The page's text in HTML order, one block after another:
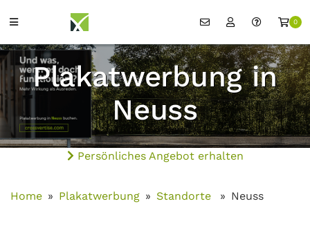
0
Plakatwerbung in
Neuss
Persönliches Angebot erhalten
Home Plakatwerbung Standorte Neuss